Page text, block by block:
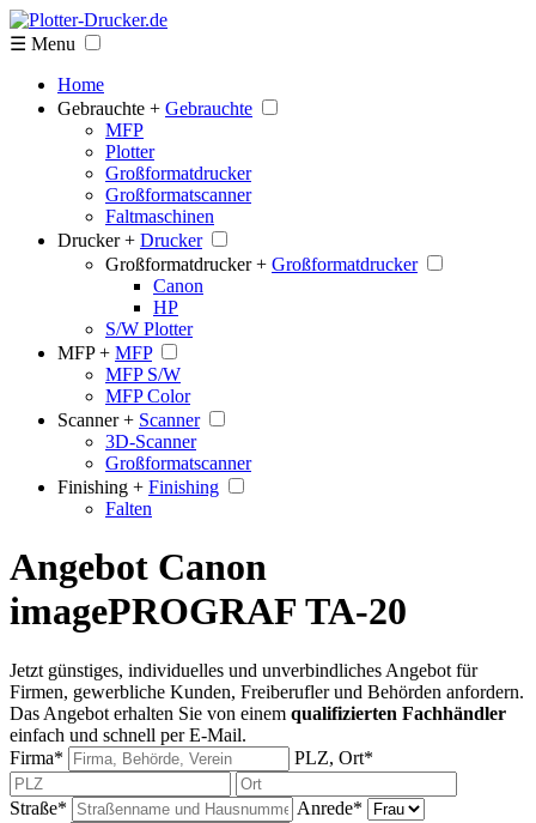
☰ Menu
Home
Gebrauchte + Gebrauchte
MFP
Plotter
Großformatdrucker
Großformatscanner
Faltmaschinen
Drucker + Drucker
Großformatdrucker + Großformatdrucker
Canon
HP
S/W Plotter
MFP + MFP
MFP S/W
MFP Color
Scanner + Scanner
3D-Scanner
Großformatscanner
Finishing + Finishing
Falten
Angebot Canon
imagePROGRAF TA-20
Jetzt günstiges, individuelles und unverbindliches Angebot für
Firmen, gewerbliche Kunden, Freiberufler und Behörden anfordern.
Das Angebot erhalten Sie von einem qualifizierten Fachhändler
einfach und schnell per E-Mail.
Firma*
PLZ, Ort*
Straße*
Anrede*